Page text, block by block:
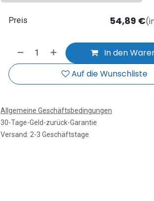
In den
Auf die Wunschliste
Preis 54,89€
Allgemeine Geschäftsbedingungen
30-Tage-Geld-zurück-Garantie
Versand: 2-3 Geschäftstage